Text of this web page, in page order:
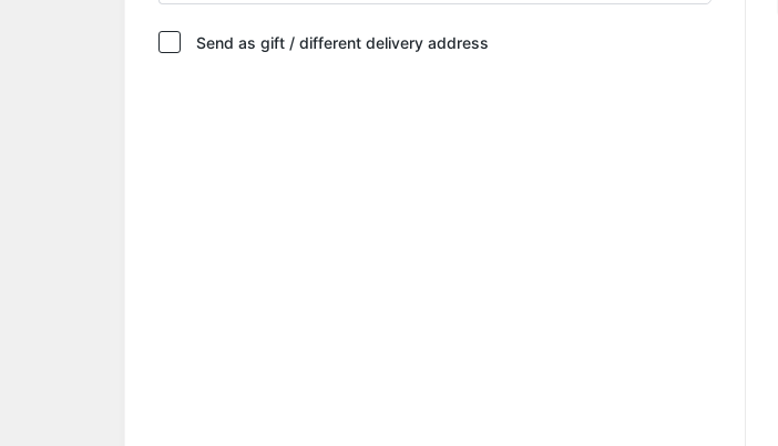
Send as gift / different delivery address